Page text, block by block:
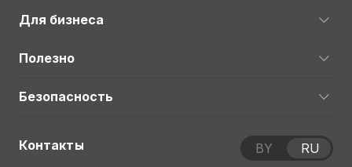
Для бизнеса
Полезно
Безопасность
Контакты BY RU